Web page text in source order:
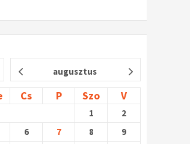
augusztus
Cs P Szo V
1
2
6 7 8
9